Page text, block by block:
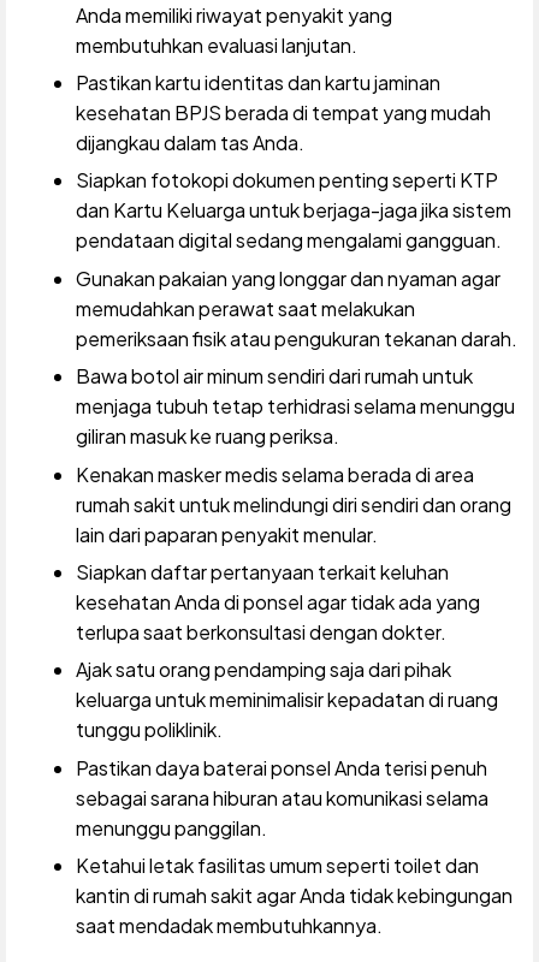
Anda memiliki riwayat penyakit yang
membutuhkan evaluasi lanjutan.
Pastikan kartu identitas dan kartu jaminan
kesehatan BPJS berada di tempat yang mudah
dijangkau dalam tas Anda.
Siapkan fotokopi dokumen penting seperti KTP
dan Kartu Keluarga untuk berjaga-jaga jika sistem
pendataan digital sedang mengalami gangguan.
Gunakan pakaian yang longgar dan nyaman agar
memudahkan perawat saat melakukan
pemeriksaan fisik atau pengukuran tekanan darah.
Bawa botol air minum sendiri dari rumah untuk
menjaga tubuh tetap terhidrasi selama menunggu
giliran masuk ke ruang periksa.
Kenakan masker medis selama berada di area
rumah sakit untuk melindungi diri sendiri dan orang
lain dari paparan penyakit menular.
Siapkan daftar pertanyaan terkait keluhan
kesehatan Anda di ponsel agar tidak ada yang
terlupa saat berkonsultasi dengan dokter.
Ajak satu orang pendamping saja dari pihak
keluarga untuk meminimalisir kepadatan di ruang
tunggu poliklinik.
Pastikan daya baterai ponsel Anda terisi penuh
sebagai sarana hiburan atau komunikasi selama
menunggu panggilan.
Ketahui letak fasilitas umum seperti toilet dan
kantin di rumah sakit agar Anda tidak kebingungan
saat mendadak membutuhkannya.